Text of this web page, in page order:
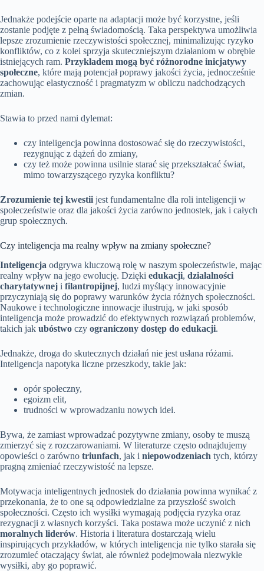
Jednakże podejście oparte na adaptacji może być korzystne, jeśli
zostanie podjęte z pełną świadomością. Taka perspektywa umożliwia
lepsze zrozumienie rzeczywistości społecznej, minimalizując ryzyko
konfliktów, co z kolei sprzyja skuteczniejszym działaniom w obrębie
istniejących ram. Przykładem mogą być różnorodne inicjatywy
społeczne, które mają potencjał poprawy jakości życia, jednocześnie
zachowując elastyczność i pragmatyzm w obliczu nadchodzących
zmian.
Stawia to przed nami dylemat:
czy inteligencja powinna dostosować się do rzeczywistości,
rezygnując z dążeń do zmiany,
czy też może powinna usilnie starać się przekształcać świat,
mimo towarzyszącego ryzyka konfliktu?
Zrozumienie tej kwestii jest fundamentalne dla roli inteligencji w
społeczeństwie oraz dla jakości życia zarówno jednostek, jak i całych
grup społecznych.
Czy inteligencja ma realny wpływ na zmiany społeczne?
Inteligencja odgrywa kluczową rolę w naszym społeczeństwie, mając
realny wpływ na jego ewolucję. Dzięki edukacji, działalności
charytatywnej i filantropijnej, ludzi myślący innowacyjnie
przyczyniają się do poprawy warunków życia różnych społeczności.
Naukowe i technologiczne innowacje ilustrują, w jaki sposób
inteligencja może prowadzić do efektywnych rozwiązań problemów,
takich jak ubóstwo czy ograniczony dostęp do edukacji.
Jednakże, droga do skutecznych działań nie jest usłana różami.
Inteligencja napotyka liczne przeszkody, takie jak:
opór społeczny,
egoizm elit,
trudności w wprowadzaniu nowych idei.
Bywa, że zamiast wprowadzać pozytywne zmiany, osoby te muszą
zmierzyć się z rozczarowaniami. W literaturze często odnajdujemy
opowieści o zarówno triunfach, jak i niepowodzeniach tych, którzy
pragną zmieniać rzeczywistość na lepsze.
Motywacja inteligentnych jednostek do działania powinna wynikać z
przekonania, że to one są odpowiedzialne za przyszłość swoich
społeczności. Często ich wysiłki wymagają podjęcia ryzyka oraz
rezygnacji z własnych korzyści. Taka postawa może uczynić z nich
moralnych liderów. Historia i literatura dostarczają wielu
inspirujących przykładów, w których inteligencja nie tylko starała się
zrozumieć otaczający świat, ale również podejmowała niezwykłe
wysiłki, aby go poprawić.